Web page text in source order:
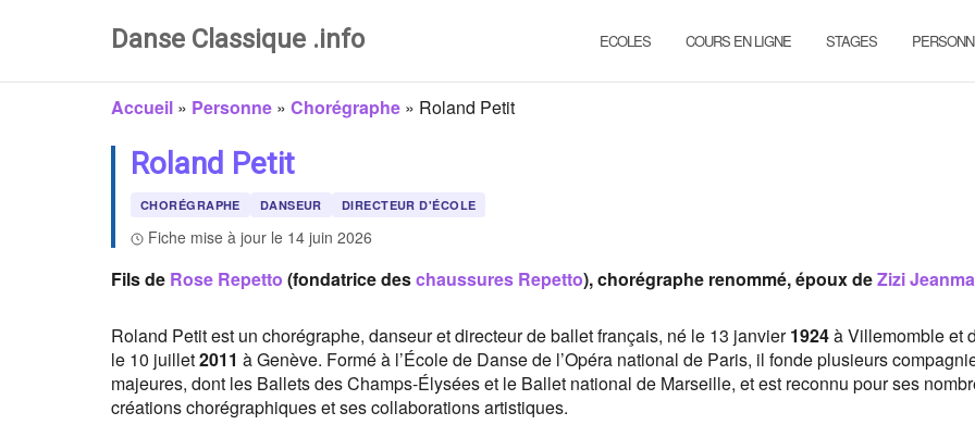
Danse Classique .info ECOLES COURS EN LIGNE STAGES
Accueil » Personne » Chorégraphe » Roland Petit
Roland Petit
CHORÉGRAPHE DANSEUR DIRECTEUR D'ÉCOLE
Fiche mise à jour le 14 juin 2026
Fils de Rose Repetto (fondatrice deschaussures Repetto), chorégraphe renommé, époux deZizi
Roland Petit est un chorégraphe, danseur et directeur de ballet français, né le 13 janvier1924à Villemomble et
le 10 juillet2011 à Genève. Formé à l’École de Danse de l’Opéra national de Paris, il fonde plusieurs
majeures, dont les Ballets des Champs-Élysées et le Ballet national de Marseille, et est reconnu pour ses
créations chorégraphiques et ses collaborations artistiques.